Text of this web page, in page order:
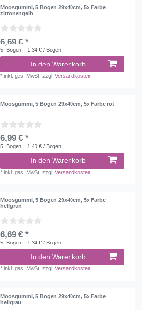
Moosgummi, 5 Bogen 29x40cm, 5x Farbe
zitronengelb
6,69 € *
5 Bogen | 1,34 € / Bogen
In den Warenkorb
*inkl. ges. MwSt. zzgl.Versandkosten
Moosgummi, 5 Bogen 29x40cm, 5x Farbe rot
6,99 € *
5 Bogen | 1,40 € / Bogen
In den Warenkorb
*inkl. ges. MwSt. zzgl.Versandkosten
Moosgummi, 5 Bogen 29x40cm, 5x Farbe
hellgrün
6,69 € *
5 Bogen | 1,34 € / Bogen
In den Warenkorb
*inkl. ges. MwSt. zzgl.Versandkosten
Moosgummi, 5 Bogen 29x40cm, 5x Farbe
hellgrau